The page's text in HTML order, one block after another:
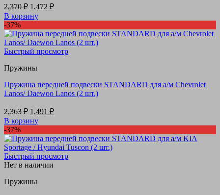
2,370₽ Первоначальная
цена
составляла
2,370 ₽.
1,472 ₽Текущая
В корзину
-37%
Быстрый просмотр
Пружины
Пружина передней подвески STANDARD для а/м Chevrolet
Lanos/ Daewoo Lanos (2 шт.)
2,363₽ Первоначальная
цена
составляла
2,363 ₽.
1,491 ₽Текущая
В корзину
-37%
Быстрый просмотр
Нет в наличии
Пружины